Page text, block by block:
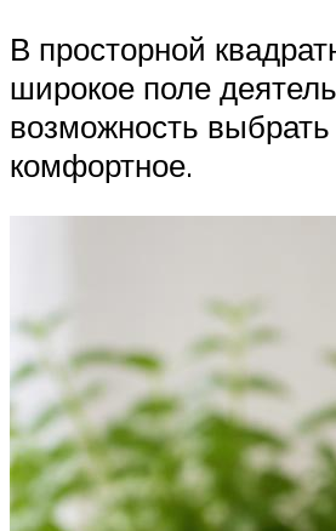
В просторной
широкое поле
возможность
комфортное.